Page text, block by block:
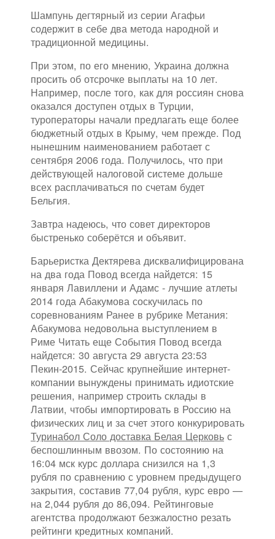
Шампунь дегтярный из серии Агафьи
содержит в себе два метода народной и
традиционной медицины.
При этом, по его мнению, Украина должна
просить об отсрочке выплаты на 10 лет.
Например, после того, как для россиян снова
оказался доступен отдых в Турции,
туроператоры начали предлагать еще более
бюджетный отдых в Крыму, чем прежде. Под
нынешним наименованием работает с
сентября 2006 года. Получилось, что при
действующей налоговой системе дольше
всех расплачиваться по счетам будет
Бельгия.
Завтра надеюсь, что совет директоров
быстренько соберётся и объявит.
Барьеристка Дектярева дисквалифицирована
на два года Повод всегда найдется: 15
января Лавиллени и Адамс - лучшие атлеты
2014 года Абакумова соскучилась по
соревнованиям Ранее в рубрике Метания:
Абакумова недовольна выступлением в
Риме Читать еще События Повод всегда
найдется: 30 августа 29 августа 23:53
Пекин-2015. Сейчас крупнейшие интернет-
компании вынуждены принимать идиотские
решения, например строить склады в
Латвии, чтобы импортировать в Россию на
физических лиц и за счет этого конкурировать
Туринабол Соло доставка Белая Церковь с
беспошлинным ввозом. По состоянию на
16:04 мск курс доллара снизился на 1,3
рубля по сравнению с уровнем предыдущего
закрытия, составив 77,04 рубля, курс евро —
на 2,044 рубля до 86,094. Рейтинговые
агентства продолжают безжалостно резать
рейтинги кредитных компаний.